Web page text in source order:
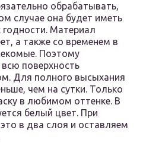
обрабатывать,
случае она будет иметь
Материал
а также со временем в
Поэтому
поверхность
Для полного высыхания
чем на сутки. Только
в любимом оттенке. В
белый цвет. При
в два слоя и оставляем